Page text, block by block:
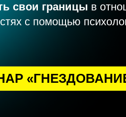
свои границы в
с помощью